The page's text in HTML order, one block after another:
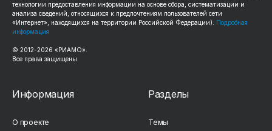
технологии предоставления информации на основе сбора, систематизации и
анализа сведений, относящихся к предпочтениям пользователей сети
«Интернет», находящихся на территории Российской Федерации). Подробная
информация
© 2012-2026 «РИАМО».
Все права защищены
Информация
О проекте
Разделы
Темы